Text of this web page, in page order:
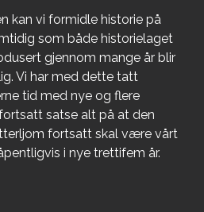
kan vi formidle historie på
som både historielaget
gjennom mange år blir
Vi har med dette tatt
tid med nye og flere
satse alt på at den
fortsatt skal være vårt
i nye trettifem år.